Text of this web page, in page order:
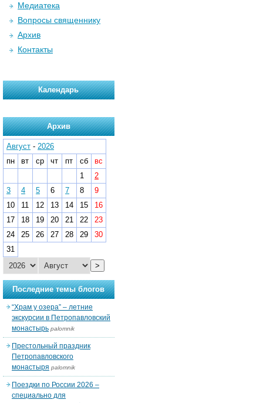
Медиатека
Вопросы священнику
Архив
Контакты
Календарь
Архив
Август - 2026
пн
вт ср чт пт сб
вс
1
2
3
4 5 6 7 8
9
10
11 12 13 14 15
16
17
18 19 20 21 22
23
24
25 26 27 28 29
30
31
>
Последние темы блогов
“Храм у озера” – летние
экскурсии в Петропавловский
монастырь palomnik
Престольный праздник
Петропавловского
монастыря palomnik
Поездки по России 2026 –
специально для